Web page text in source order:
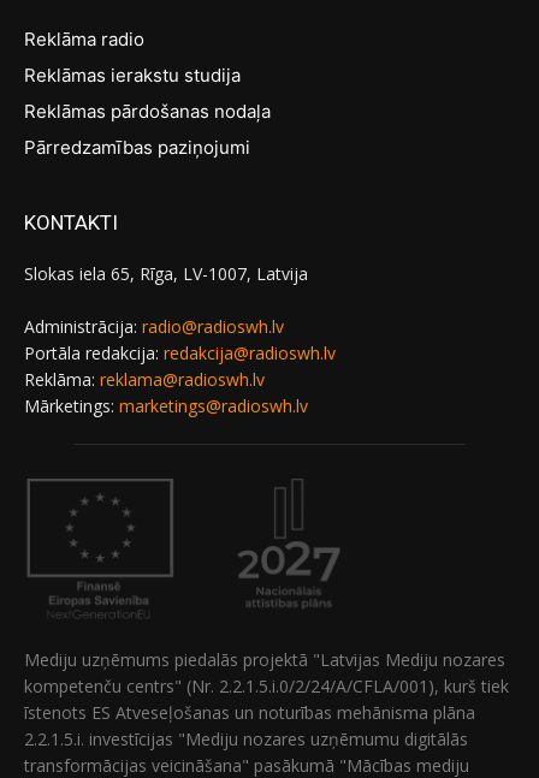
Reklāma radio
Reklāmas ierakstu studija
Reklāmas pārdošanas nodaļa
Pārredzamības paziņojumi
KONTAKTI
Slokas iela 65, Rīga, LV-1007, Latvija
Administrācija: radio@radioswh.lv
Portāla redakcija: redakcija@radioswh.lv
Reklāma: reklama@radioswh.lv
Mārketings: marketings@radioswh.lv
Mediju uzņēmums piedalās projektā "Latvijas Mediju nozares
kompetenču centrs" (Nr. 2.2.1.5.i.0/2/24/A/CFLA/001), kurš tiek
īstenots ES Atveseļošanas un noturības mehānisma plāna
2.2.1.5.i. investīcijas "Mediju nozares uzņēmumu digitālās
transformācijas veicināšana" pasākumā "Mācības mediju